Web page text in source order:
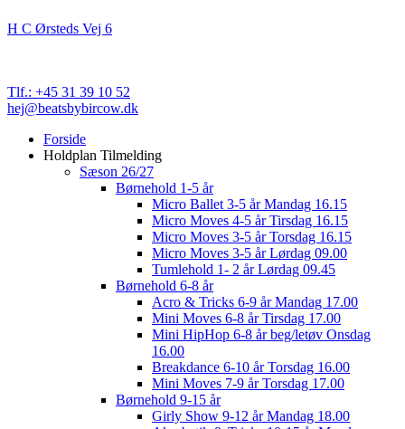
H C Ørsteds Vej 6
Tlf.: +45 31 39 10 52
hej@beatsbybircow.dk
Close
Menu
Forside
Holdplan Tilmelding
Sæson 26/27
Børnehold 1-5 år
Micro Ballet 3-5 år Mandag 16.15
Micro Moves 4-5 år Tirsdag 16.15
Micro Moves 3-5 år Torsdag 16.15
Micro Moves 3-5 år Lørdag 09.00
Tumlehold 1- 2 år Lørdag 09.45
Børnehold 6-8 år
Acro & Tricks 6-9 år Mandag 17.00
Mini Moves 6-8 år Tirsdag 17.00
Mini HipHop 6-8 år beg/letøv Onsdag
16.00
Breakdance 6-10 år Torsdag 16.00
Mini Moves 7-9 år Torsdag 17.00
Børnehold 9-15 år
Girly Show 9-12 år Mandag 18.00